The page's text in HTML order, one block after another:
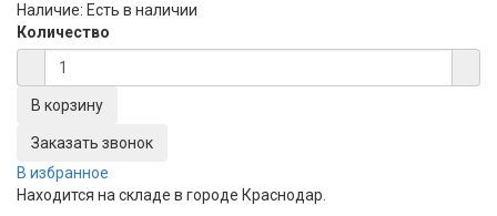
Наличие: Есть в наличии
Количество
Заказать звонок
В избранное
Находится на складе в городе Краснодар